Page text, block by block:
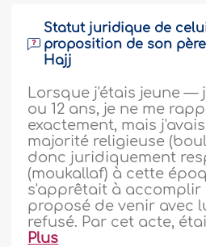
Statut juridique de
proposition de son
Hajj
Lorsque j'étais jeune —
ou 12 ans, je ne me
exactement, mais
majorité religieuse
donc juridiquement
(moukallaf) à cette
s'apprêtait à accomplir
proposé de venir avec
refusé. Par cet acte,
Plus